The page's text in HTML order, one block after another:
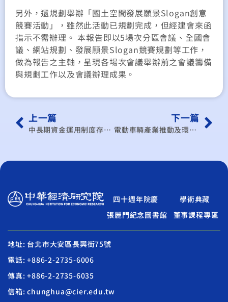
另外，還規劃舉辦「國土空間發展願景Slogan創意
競賽活動」，雖然此活動已規劃完成，但經建會來函
指示不需辦理。 本報告即以5場次分區會議、全國會
議、網站規劃、發展願景Slogan競賽規劃等工作，
做為報告之主軸，呈現各場次會議舉辦前之會議籌備
與規劃工作以及會議辦理成果。
上一篇
中長期資金運用制度存廢與轉型之研究
下一篇
電動車輛產業推動及環境面之探討研究
四十週年院慶
學術典藏
張麗門紀念圖書館
董事課程專區
地址: 台北市大安區長興街75號
電話: +886-2-2735-6006
傳真: +886-2-2735-6035
信箱: chunghua@cier.edu.tw